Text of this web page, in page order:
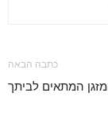
כתבה הבאה
המתאים לביתך